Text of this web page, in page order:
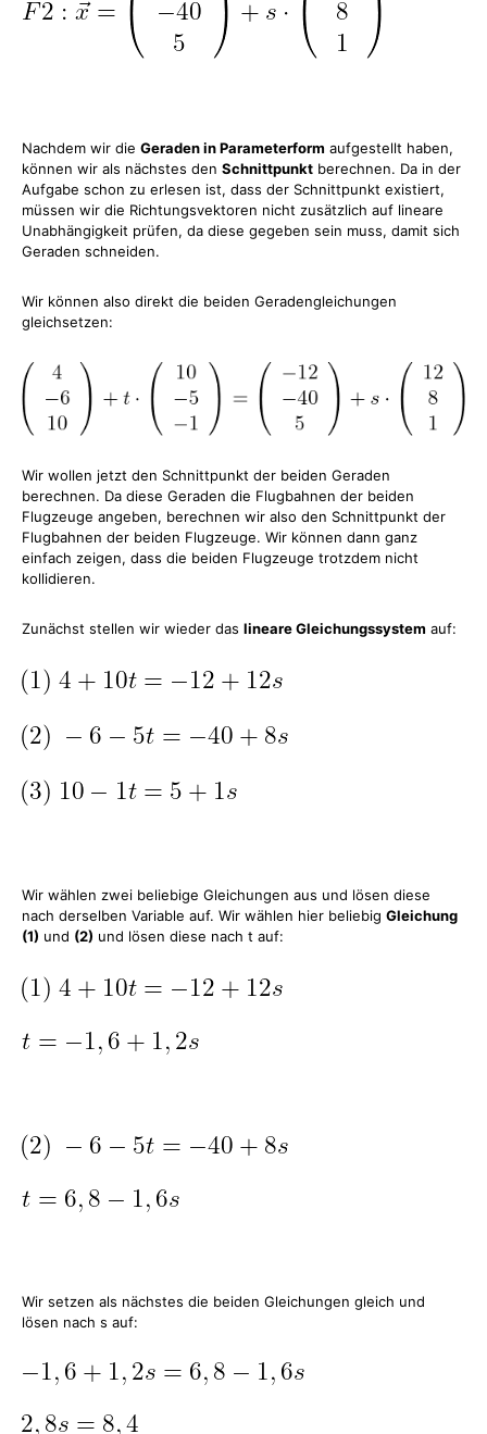
Nachdem wir die Geraden in Parameterform aufgestellt haben,
können wir als nächstes den Schnittpunkt berechnen. Da in der
Aufgabe schon zu erlesen ist, dass der Schnittpunkt existiert,
müssen wir die Richtungsvektoren nicht zusätzlich auf lineare
Unabhängigkeit prüfen, da diese gegeben sein muss, damit sich
Geraden schneiden.
Wir können also direkt die beiden Geradengleichungen
gleichsetzen:
Wir wollen jetzt den Schnittpunkt der beiden Geraden
berechnen. Da diese Geraden die Flugbahnen der beiden
Flugzeuge angeben, berechnen wir also den Schnittpunkt der
Flugbahnen der beiden Flugzeuge. Wir können dann ganz
einfach zeigen, dass die beiden Flugzeuge trotzdem nicht
kollidieren.
Zunächst stellen wir wieder das lineare Gleichungssystem auf:
Wir wählen zwei beliebige Gleichungen aus und lösen diese
nach derselben Variable auf. Wir wählen hier beliebig Gleichung
(1) und (2) und lösen diese nach t auf:
Wir setzen als nächstes die beiden Gleichungen gleich und
lösen nach s auf: